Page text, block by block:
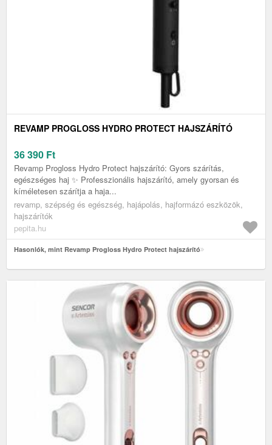
REVAMP PROGLOSS HYDRO PROTECT HAJSZÁRÍTÓ
36 390 Ft
Revamp Progloss Hydro Protect hajszárító: Gyors szárítás,
egészséges haj ✨ Professzionális hajszárító, amely gyorsan és
kíméletesen szárítja a haja...
revamp, szépség és egészség, hajápolás, hajformázó eszközök,
hajszárítók
pepita.hu
Hasonlók, mint Revamp Progloss Hydro Protect hajszárító